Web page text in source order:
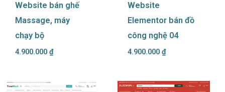
Website bán ghế
Massage, máy
chạy bộ
4.900.000 ₫
Website
Elementor bán đồ
công nghệ 04
4.900.000 ₫